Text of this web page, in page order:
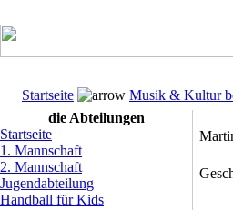
Startseite Musik & Kultur
die Abteilungen
Startseite
1. Mannschaft
2. Mannschaft
Jugendabteilung
Handball für Kids